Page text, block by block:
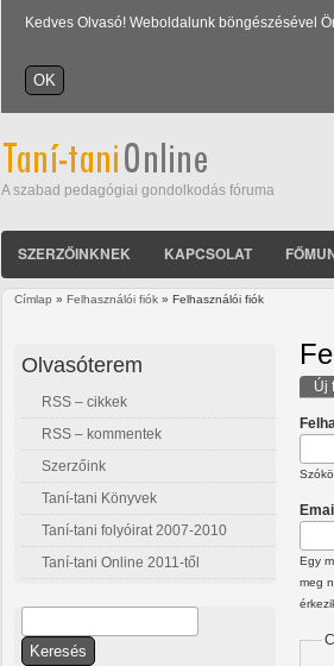
Kedves Olvasó! Weboldalunk böngészésével
A szabad pedagógiai gondolkodás fóruma
SZERZŐINKNEK KAPCSOLAT
Címlap » Felhasználói fiók » Felhasználói fiók
Új
Egy
meg
Olvasóterem
RSS – cikkek
RSS – kommentek
Szerzőink
Taní-tani Könyvek
Taní-tani folyóirat 2007-2010
Taní-tani Online 2011-től
Keresés űrlap